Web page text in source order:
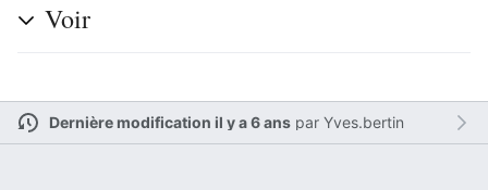
Voir
Dernière modification il y a 6 anspar Yves.bertin